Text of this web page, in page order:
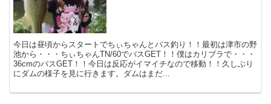
今日は昼頃からスタートでちぃちゃんとバス釣り！！最初は津市の野
池から・・・ちぃちゃんTN/60でバスGET！！僕はカリブラで・・・
36cmのバスGET！！今日は反応がイマイチなので移動！！久しぶり
にダムの様子を見に行きます。ダムはまだ...